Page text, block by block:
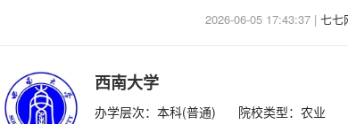
2026-06-05 17:43:37 | 七七
西南大学
办学层次：本科(普通) 院校类型：农业